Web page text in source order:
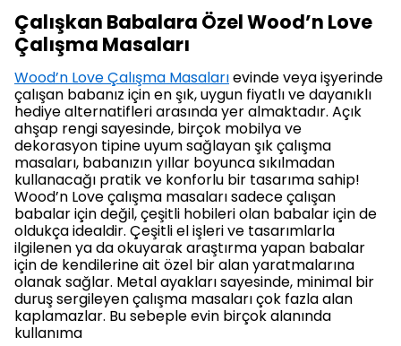
Çalışkan Babalara Özel Wood’n Love
Çalışma Masaları
Wood’n Love Çalışma Masalarıevinde veya işyerinde
çalışan babanız için en şık, uygun fiyatlı ve dayanıklı
hediye alternatifleri arasında yer almaktadır. Açık
ahşap rengi sayesinde, birçok mobilya ve
dekorasyon tipine uyum sağlayan şık çalışma
masaları, babanızın yıllar boyunca sıkılmadan
kullanacağı pratik ve konforlu bir tasarıma sahip!
Wood’n Love çalışma masaları sadece çalışan
babalar için değil, çeşitli hobileri olan babalar için de
oldukça idealdir. Çeşitli el işleri ve tasarımlarla
ilgilenen ya da okuyarak araştırma yapan babalar
için de kendilerine ait özel bir alan yaratmalarına
olanak sağlar. Metal ayakları sayesinde, minimal bir
duruş sergileyen çalışma masaları çok fazla alan
kaplamazlar. Bu sebeple evin birçok alanında
kullanıma